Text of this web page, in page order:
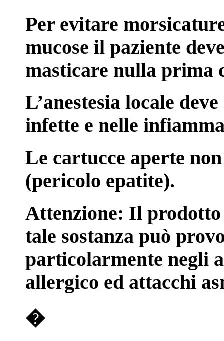
Per evitare
mucose il paziente
masticare nulla prima
L’anestesia locale
infette e nelle
Le cartucce aperte
(pericolo epatite).
Attenzione: Il prodotto
tale sostanza può
particolarmente negli
allergico ed attacchi
�